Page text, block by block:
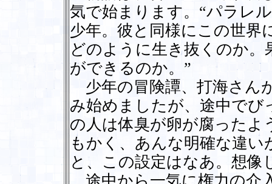
気で始まります。“パラレ
少年。彼と同様にこの世界
どのように生き抜くのか
ができるのか。”
少年の冒険譚、打海さん
み始めましたが、途中で
の人は体臭が卵が腐った
もかく、あんな明確な違
と、この設定はなあ。想